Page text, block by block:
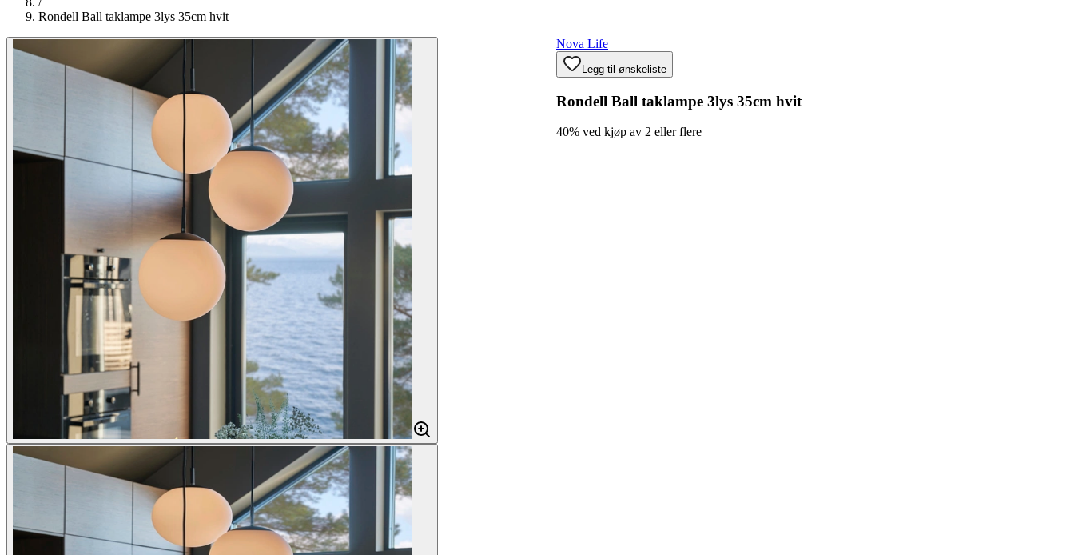
Rondell Ball taklampe 3lys 35cm hvit
Nova Life
Legg til ønskeliste
Rondell Ball taklampe 3lys 35cm hvit
40% ved kjøp av 2 eller flere